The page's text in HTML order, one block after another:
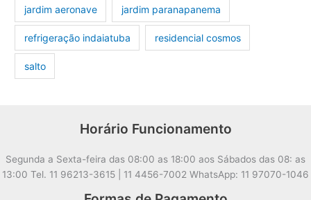
jardim aeronave jardim paranapanema
refrigeração indaiatuba residencial cosmos
salto
Horário Funcionamento
Segunda a Sexta-feira das 08:00 as 18:00 aos Sábados das 08: as
13:00 Tel. 11 96213-3615 | 11 4456-7002 WhatsApp: 11 97070-1046